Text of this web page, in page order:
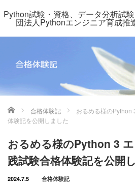
Python試験・資格、データ分析試
団法人Pythonエンジニア育成推
ホーム 合格体験記
おるめる様のPython
体験記を公開しました
おるめる様のPython 3
践試験合格体験記を公開
2024.7.5 合格体験記